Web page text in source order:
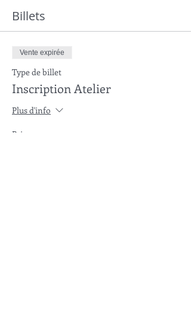
Billets
Vente expirée
Type de billet
Inscription Atelier
Plus d'info
Prix